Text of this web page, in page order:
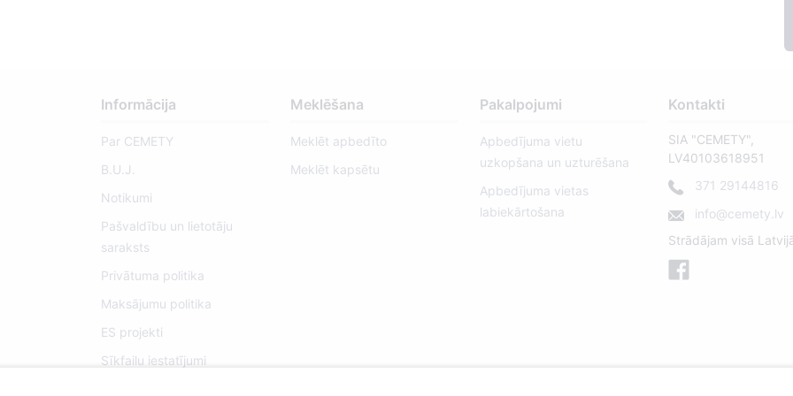
Informācija
Par CEMETY
B.U.J.
Notikumi
Pašvaldību un lietotāju
saraksts
Privātuma politika
Maksājumu politika
ES projekti
Sīkfailu iestatījumi
Meklēšana
Meklēt apbedīto
Meklēt kapsētu
Pakalpojumi
Apbedījuma vietu
uzkopšana un uzturēšana
Apbedījuma vietas
labiekārtošana
Kontakti
SIA "CEMETY",
LV40103618951
371 29144816
info@cemety.lv
Strādājam visā